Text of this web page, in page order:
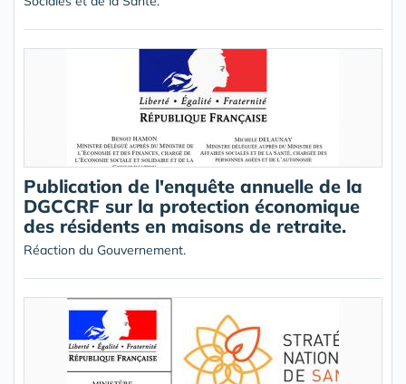
Publication de l'enquête annuelle de la
DGCCRF sur la protection économique
des résidents en maisons de retraite.
Réaction du Gouvernement.